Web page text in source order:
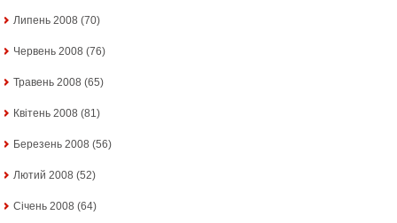
Липень 2008 (70)
Червень 2008 (76)
Травень 2008 (65)
Квітень 2008 (81)
Березень 2008 (56)
Лютий 2008 (52)
Січень 2008 (64)